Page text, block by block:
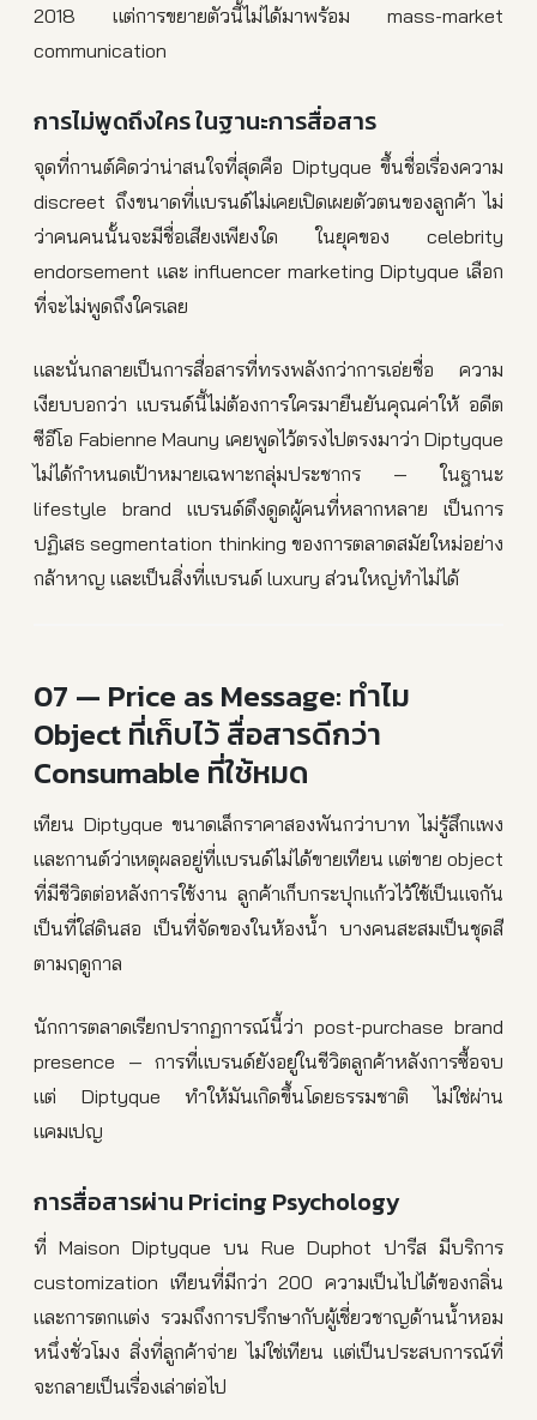
2018 แต่การขยายตัวนี้ไม่ได้มาพร้อม mass-market
communication
การไม่พูดถึงใคร ในฐานะการสื่อสาร
จุดที่กานต์คิดว่าน่าสนใจที่สุดคือ Diptyque ขึ้นชื่อเรื่องความ
discreet ถึงขนาดที่แบรนด์ไม่เคยเปิดเผยตัวตนของลูกค้า ไม่
ว่าคนคนนั้นจะมีชื่อเสียงเพียงใด ในยุคของ celebrity
endorsement และ influencer marketing Diptyque เลือก
ที่จะไม่พูดถึงใครเลย
และนั่นกลายเป็นการสื่อสารที่ทรงพลังกว่าการเอ่ยชื่อ ความ
เงียบบอกว่า แบรนด์นี้ไม่ต้องการใครมายืนยันคุณค่าให้ อดีต
ซีอีโอ Fabienne Mauny เคยพูดไว้ตรงไปตรงมาว่า Diptyque
ไม่ได้กำหนดเป้าหมายเฉพาะกลุ่มประชากร — ในฐานะ
lifestyle brand แบรนด์ดึงดูดผู้คนที่หลากหลาย เป็นการ
ปฏิเสธ segmentation thinking ของการตลาดสมัยใหม่อย่าง
กล้าหาญ และเป็นสิ่งที่แบรนด์ luxury ส่วนใหญ่ทำไม่ได้
07 — Price as Message: ทำไม
Object ที่เก็บไว้ สื่อสารดีกว่า
Consumable ที่ใช้หมด
เทียน Diptyque ขนาดเล็กราคาสองพันกว่าบาท ไม่รู้สึกแพง
และกานต์ว่าเหตุผลอยู่ที่แบรนด์ไม่ได้ขายเทียน แต่ขาย object
ที่มีชีวิตต่อหลังการใช้งาน ลูกค้าเก็บกระปุกแก้วไว้ใช้เป็นแจกัน
เป็นที่ใส่ดินสอ เป็นที่จัดของในห้องน้ำ บางคนสะสมเป็นชุดสี
ตามฤดูกาล
นักการตลาดเรียกปรากฏการณ์นี้ว่า post-purchase brand
presence — การที่แบรนด์ยังอยู่ในชีวิตลูกค้าหลังการซื้อจบ
แต่ Diptyque ทำให้มันเกิดขึ้นโดยธรรมชาติ ไม่ใช่ผ่าน
แคมเปญ
การสื่อสารผ่าน Pricing Psychology
ที่ Maison Diptyque บน Rue Duphot ปารีส มีบริการ
customization เทียนที่มีกว่า 200 ความเป็นไปได้ของกลิ่น
และการตกแต่ง รวมถึงการปรึกษากับผู้เชี่ยวชาญด้านน้ำหอม
หนึ่งชั่วโมง สิ่งที่ลูกค้าจ่าย ไม่ใช่เทียน แต่เป็นประสบการณ์ที่
จะกลายเป็นเรื่องเล่าต่อไป